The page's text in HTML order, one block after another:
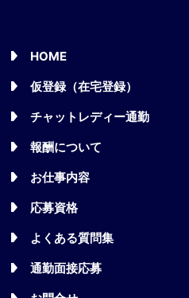
HOME
仮登録（在宅登録）
チャットレディー通勤
報酬について
お仕事内容
応募資格
よくある質問集
通勤面接応募